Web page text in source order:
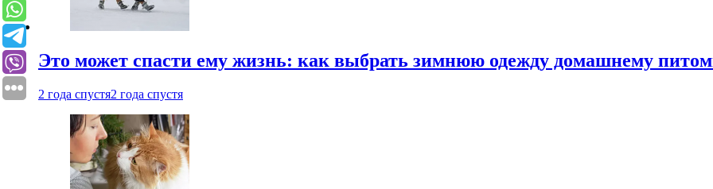
Это может спасти ему жизнь: как выбрать зимнюю одежду домашнему
2 года спустя2 года спустя